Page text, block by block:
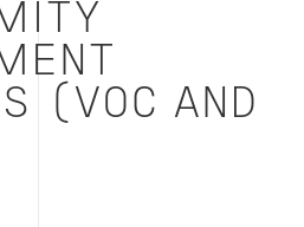
(VOC AND